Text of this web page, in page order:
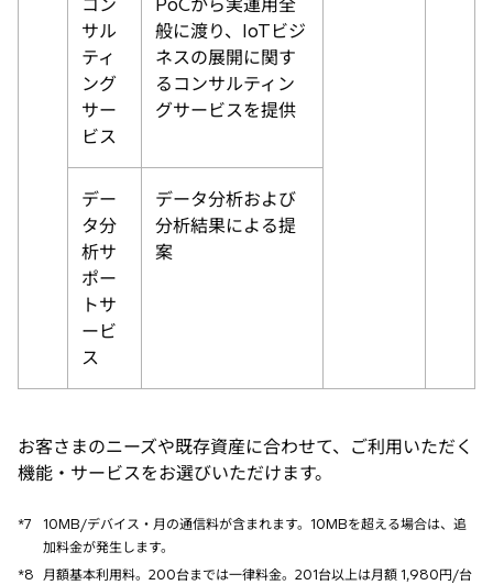
コン
サル
ティ
ング
サー
ビス
PoCから実運用全
般に渡り、IoTビジ
ネスの展開に関す
るコンサルティン
グサービスを提供
デー
タ分
析サ
ポー
トサ
ービ
ス
データ分析および
分析結果による提
案
お客さまのニーズや既存資産に合わせて、ご利用いただく
機能・サービスをお選びいただけます。
*7
10MB/デバイス・月の通信料が含まれます。10MBを超える場合は、追
加料金が発生します。
*8
月額基本利用料。200台までは一律料金。201台以上は月額 1,980円/台